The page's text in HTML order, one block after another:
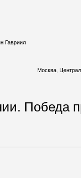
Гавриил
Москва,
Победа